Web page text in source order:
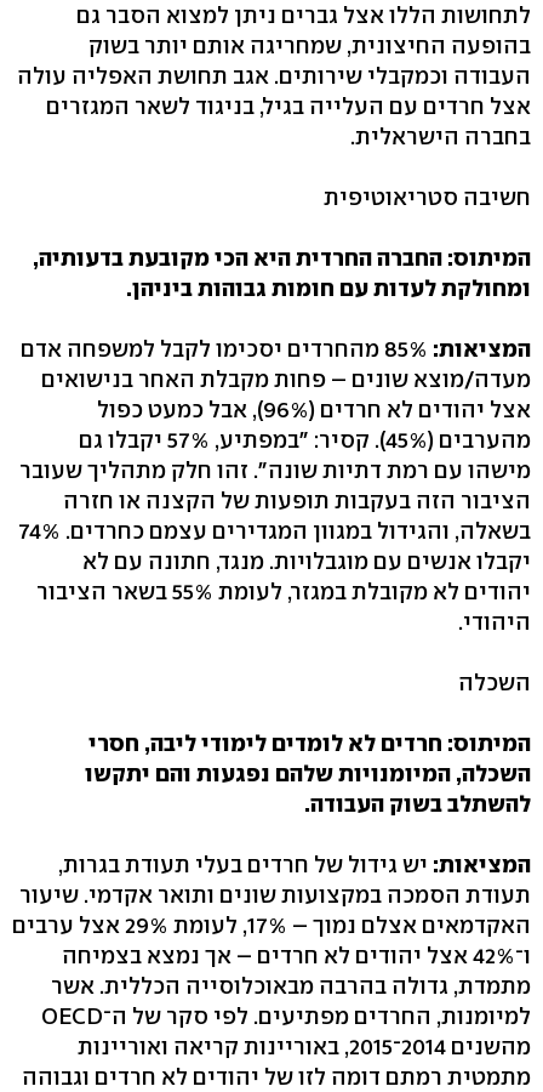
לתחושות הללו אצל גברים ניתן למצוא הסבר גם
בהופעה החיצונית, שמחריגה אותם יותר בשוק
העבודה וכמקבלי שירותים. אגב תחושת האפליה עולה
אצל חרדים עם העלייה בגיל, בניגוד לשאר המגזרים
בחברה הישראלית.
חשיבה סטריאוטיפית
המיתוס: החברה החרדית היא הכי מקובעת בדעותיה,
ומחולקת לעדות עם חומות גבוהות ביניהן.
המציאות:
85% מהחרדים יסכימו לקבל למשפחה אדם
מעדה/מוצא שונים – פחות מקבלת האחר בנישואים
אצל יהודים לא חרדים (96%), אבל כמעט כפול
מהערבים (45%). קסיר: "במפתיע, 57% יקבלו גם
מישהו עם רמת דתיות שונה". זהו חלק מתהליך שעובר
הציבור הזה בעקבות תופעות של הקצנה או חזרה
בשאלה, והגידול במגוון המגדירים עצמם כחרדים. 74%
יקבלו אנשים עם מוגבלויות. מנגד, חתונה עם לא
יהודים לא מקובלת במגזר, לעומת 55% בשאר הציבור
היהודי.
השכלה
המיתוס: חרדים לא לומדים לימודי ליבה, חסרי
השכלה, המיומנויות שלהם נפגעות והם יתקשו
להשתלב בשוק העבודה.
המציאות: יש גידול של חרדים בעלי תעודת בגרות,
תעודת הסמכה במקצועות שונים ותואר אקדמי. שיעור
האקדמאים אצלם נמוך – 17%, לעומת 29% אצל ערבים
ו־42% אצל יהודים לא חרדים – אך נמצא בצמיחה
מתמדת, גדולה בהרבה מבאוכלוסייה הכללית. אשר
למיומנות, החרדים מפתיעים. לפי סקר של ה־OECD
מהשנים 2014־2015, באוריינות קריאה ואוריינות
מתמטית רמתם דומה לזו של יהודים לא חרדים וגבוהה